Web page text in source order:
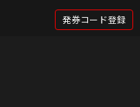
発券コード登録